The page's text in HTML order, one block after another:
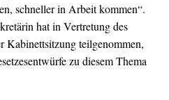
schneller in Arbeit kommen“.
hat in Vertretung des
Kabinettsitzung teilgenommen,
zu diesem Thema